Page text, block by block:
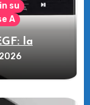
su
A
la
bucato!